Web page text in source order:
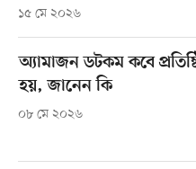
১৫ মে ২০২৬
অ্যামাজন ডটকম কবে
হয়, জানেন কি
০৮ মে ২০২৬